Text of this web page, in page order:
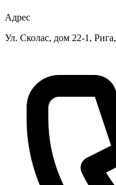
Адрес
Ул. Сколас, дом 22-1,